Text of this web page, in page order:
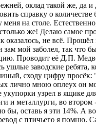
оклад такой же, да
справку о
меня на столе.
же! Делаю самое
не всё.
мой заболел, так что
Проводит её Д.П.
ушлые заводские ребята,
сходу цифру
лично мною оплеух он
укупорки узрел в ящике
и металлурги, во
бы, оставь я эти 14%. А
с птичьего я помню.